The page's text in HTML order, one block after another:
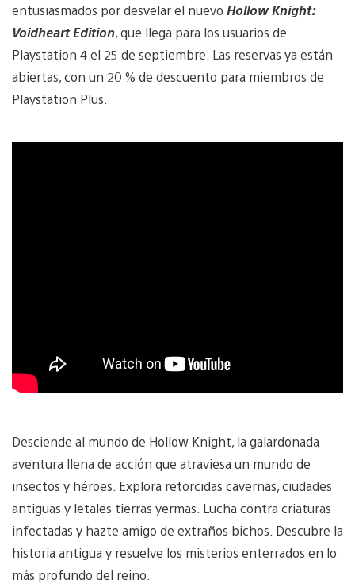
entusiasmados por desvelar el nuevo Hollow Knight:
Voidheart Edition, que llega para los usuarios de
Playstation 4 el 25 de septiembre. Las reservas ya están
abiertas, con un 20 % de descuento para miembros de
Playstation Plus.
Desciende al mundo de Hollow Knight, la galardonada
aventura llena de acción que atraviesa un mundo de
insectos y héroes. Explora retorcidas cavernas, ciudades
antiguas y letales tierras yermas. Lucha contra criaturas
infectadas y hazte amigo de extraños bichos. Descubre la
historia antigua y resuelve los misterios enterrados en lo
más profundo del reino.